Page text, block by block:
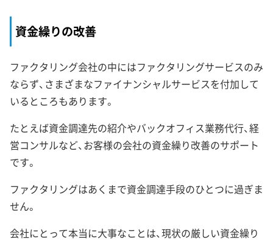
資金繰りの改善
ファクタリング会社の中にはファクタリングサービスのみ
ならず、さまざまなファイナンシャルサービスを付加して
いるところもあります。
たとえば資金調達先の紹介やバックオフィス業務代行、経
営コンサルなど、お客様の会社の資金繰り改善のサポート
です。
ファクタリングはあくまで資金調達手段のひとつに過ぎま
せん。
会社にとって本当に大事なことは、現状の厳しい資金繰り